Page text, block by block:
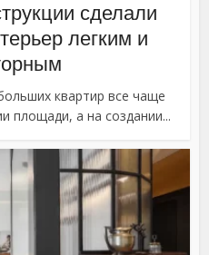
сделали
легким и
квартир все чаще
площади, а на создании...